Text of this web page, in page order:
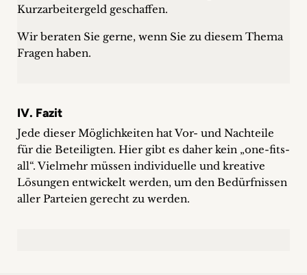
Kurzarbeitergeld geschaffen.
Wir beraten Sie gerne, wenn Sie zu diesem Thema
Fragen haben.
IV. Fazit
Jede dieser Möglichkeiten hat Vor- und Nachteile
für die Beteiligten. Hier gibt es daher kein „one-fits-
all“. Vielmehr müssen individuelle und kreative
Lösungen entwickelt werden, um den Bedürfnissen
aller Parteien gerecht zu werden.